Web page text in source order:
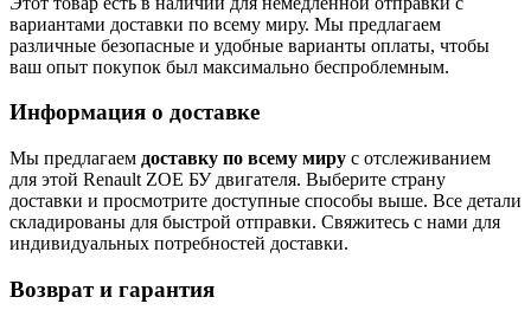
вариантами доставки по всему миру. Мы предлагаем
различные безопасные и удобные варианты оплаты, чтобы
ваш опыт покупок был максимально беспроблемным.
Информация о доставке
Мы предлагаем доставку по всему миру с отслеживанием
для этой Renault ZOE БУ двигателя. Выберите страну
доставки и просмотрите доступные способы выше. Все детали
складированы для быстрой отправки. Свяжитесь с нами для
индивидуальных потребностей доставки.
Возврат и гарантия